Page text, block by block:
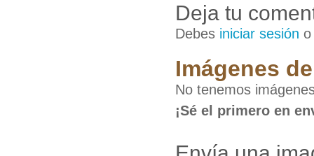
Deja tu
Debes iniciar sesión
Imágenes
No tenemos
¡Sé el primero en